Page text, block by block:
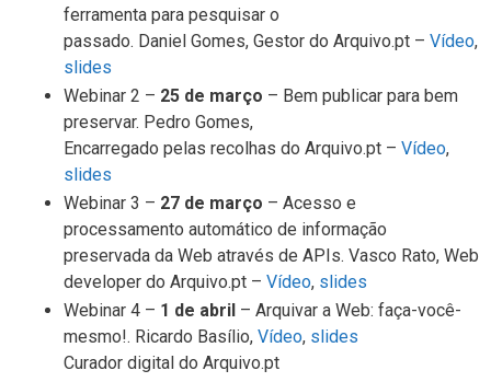
ferramenta para pesquisar o
passado. Daniel Gomes, Gestor do Arquivo.pt – Vídeo,
slides
Webinar 2 – 25 de março – Bem publicar para bem
preservar. Pedro Gomes,
Encarregado pelas recolhas do Arquivo.pt – Vídeo,
slides
Webinar 3 – 27 de março – Acesso e
processamento automático de informação
preservada da Web através de APIs. Vasco Rato, Web
developer do Arquivo.pt – Vídeo, slides
Webinar 4 – 1 de abril – Arquivar a Web: faça-você-
mesmo!. Ricardo Basílio, Vídeo, slides
Curador digital do Arquivo.pt